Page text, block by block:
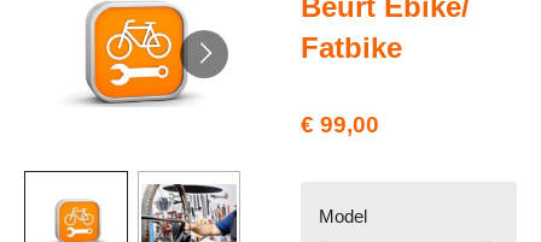
Beurt Ebike/
Fatbike
€ 99,00
Model